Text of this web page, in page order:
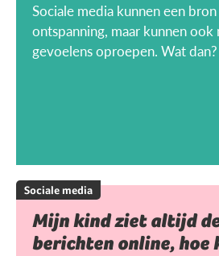
Sociale media kunnen een
ontspanning, maar kunnen
gevoelens oproepen. Wat dan?
Sociale media
Mijn kind ziet altijd
berichten online, hoe